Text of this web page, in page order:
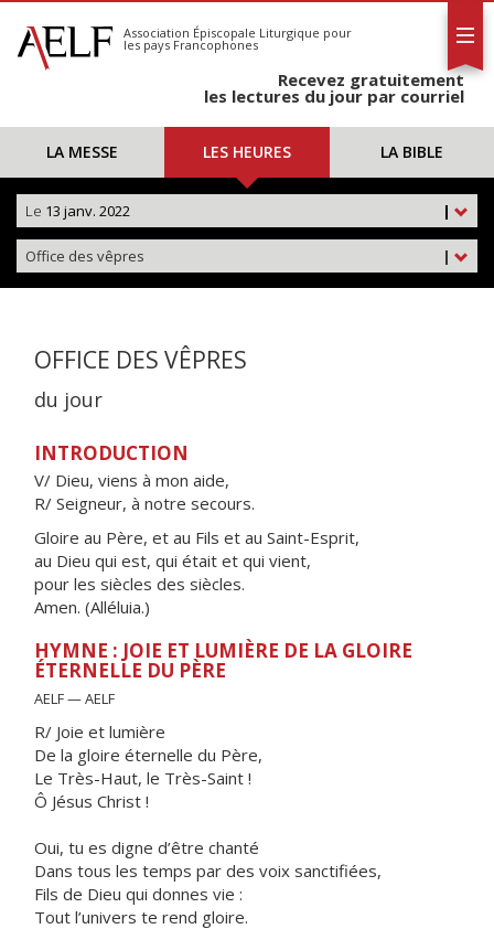
S'abonner
Calendrier
Association Épiscopale Liturgique pour
les pays Francophones
Recevez gratuitement
les lectures du jour par courriel
LA MESSE LES HEURES LA BIBLE
|
Le 13 janv. 2022
|
Office des vêpres
OFFICE DES VÊPRES
du jour
INTRODUCTION
V/ Dieu, viens à mon aide,
R/ Seigneur, à notre secours.
Gloire au Père, et au Fils et au Saint-Esprit,
au Dieu qui est, qui était et qui vient,
pour les siècles des siècles.
Amen. (Alléluia.)
HYMNE : JOIE ET LUMIÈRE DE LA GLOIRE
ÉTERNELLE DU PÈRE
AELF — AELF
R/ Joie et lumière
De la gloire éternelle du Père,
Le Très-Haut, le Très-Saint !
Ô Jésus Christ !
Oui, tu es digne d’être chanté
Dans tous les temps par des voix sanctifiées,
Fils de Dieu qui donnes vie :
Tout l’univers te rend gloire.